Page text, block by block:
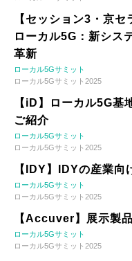
【セッション3・京
ローカル5G：新シス
革新
ローカル5Gサミット
ローカル5Gサミット2025
【iD】ローカル5G
ご紹介
ローカル5Gサミット
ローカル5Gサミット2025
【IDY】IDYの産業向
ローカル5Gサミット
ローカル5Gサミット2025
【Accuver】展示製
ローカル5Gサミット
ローカル5Gサミット2025